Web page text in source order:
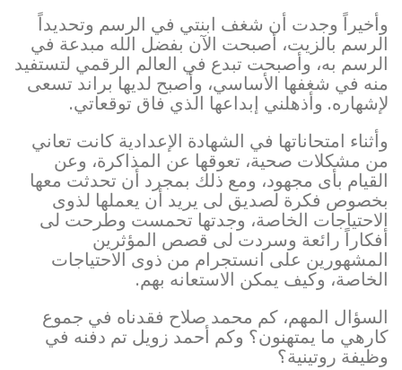
وأخيراً وجدت أن شغف ابنتي في الرسم وتحديداً
الرسم بالزيت، أصبحت الآن بفضل الله مبدعة في
الرسم به، وأصبحت تبدع في العالم الرقمي لتستفيد
منه في شغفها الأساسي، وأصبح لديها براند تسعى
لإشهاره. وأذهلني إبداعها الذي فاق توقعاتي.
وأثناء امتحاناتها في الشهادة الإعدادية كانت تعاني
من مشكلات صحية، تعوقها عن المذاكرة، وعن
القيام بأى مجهود، ومع ذلك بمجرد أن تحدثت معها
بخصوص فكرة لصديق لى يريد أن يعملها لذوى
الاحتياجات الخاصة، وجدتها تحمست وطرحت لى
أفكاراً رائعة وسردت لى قصص المؤثرين
المشهورين على انستجرام من ذوى الاحتياجات
الخاصة، وكيف يمكن الاستعانه بهم.
السؤال المهم، كم محمد صلاح فقدناه في جموع
كارهي ما يمتهنون؟ وكم أحمد زويل تم دفنه في
وظيفة روتينية؟